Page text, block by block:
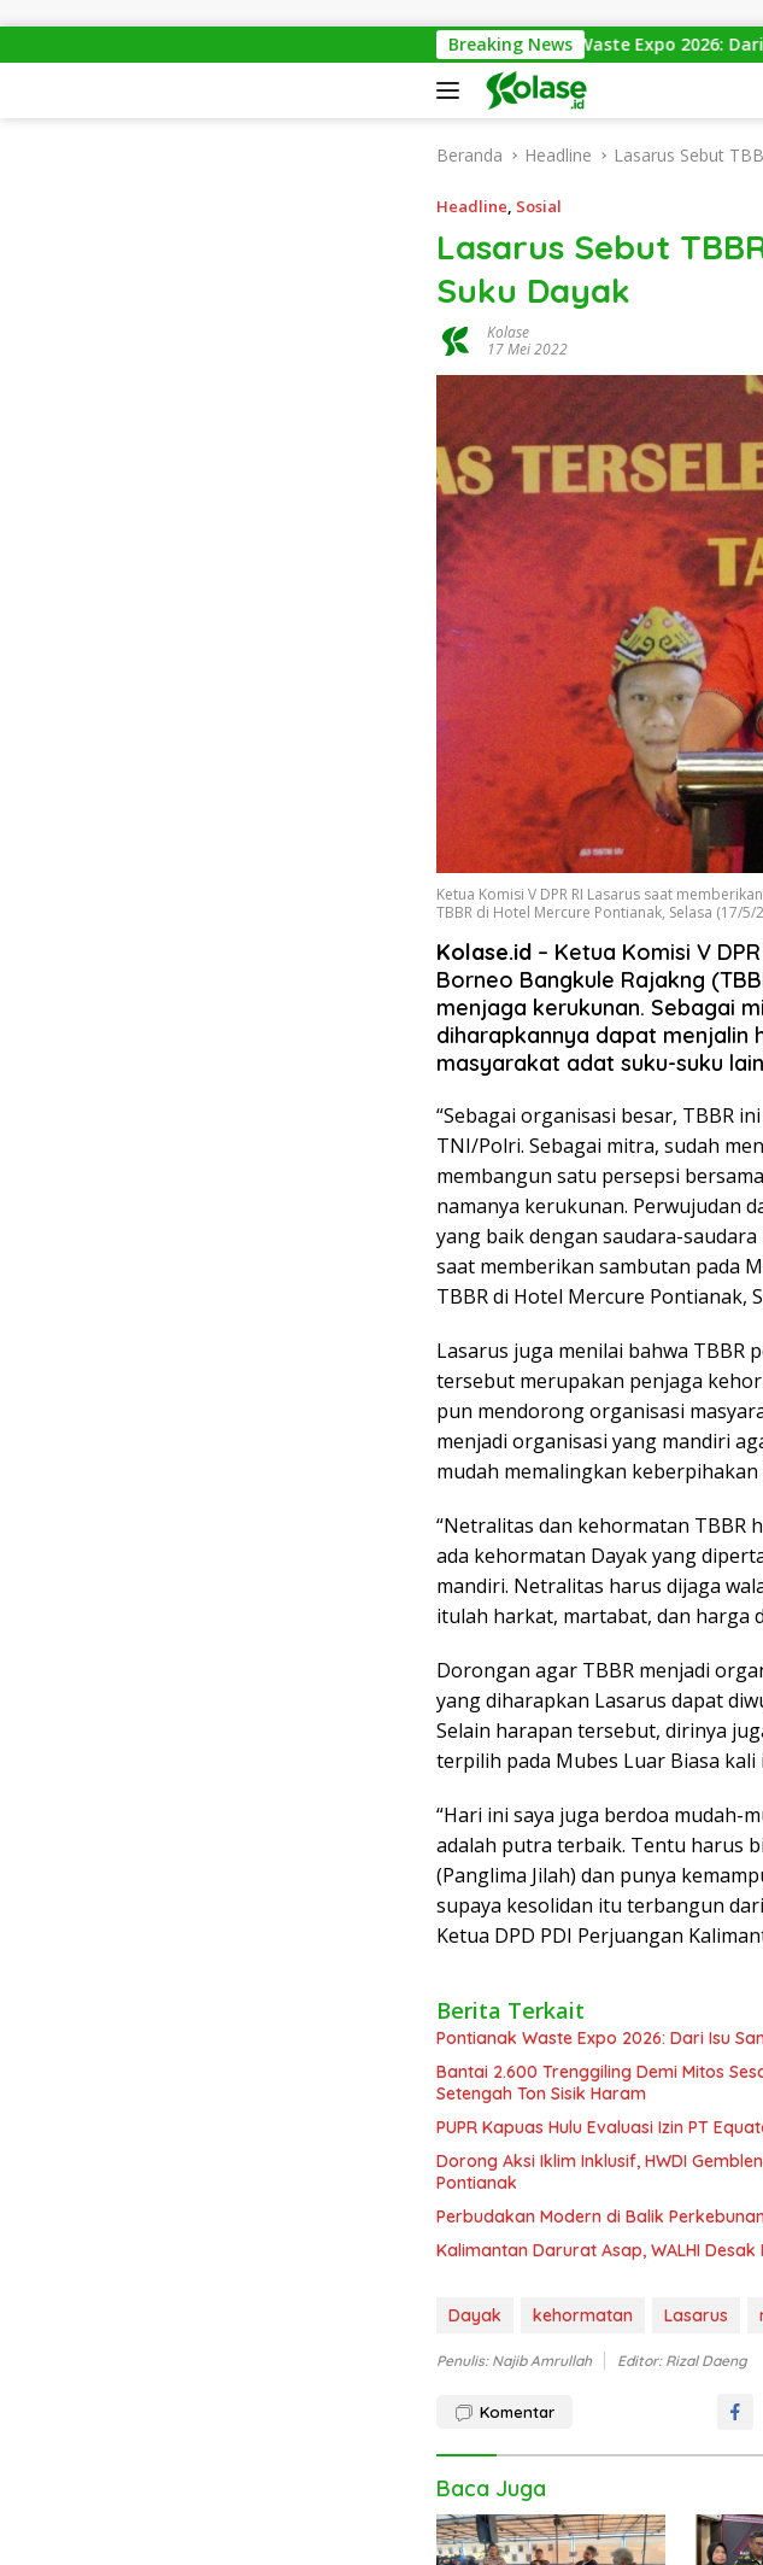
Breaking News
Pontianak Waste Expo 2026: Dari Isu
Beranda Headline Lasarus Sebut
Headline, Sosial
Lasarus Sebut
Suku Dayak
Kolase
17 Mei 2022
Ketua Komisi V DPR RI Lasarus saat
TBBR di Hotel Mercure Pontianak, Selasa (17/
Kolase.id – Ketua Komisi V
Borneo Bangkule Rajakng
menjaga kerukunan. Sebagai
diharapkannya dapat menjalin
masyarakat adat suku-suku
“Sebagai organisasi besar, TBBR
TNI/Polri. Sebagai mitra, sudah
membangun satu persepsi
namanya kerukunan. Perwujudan
yang baik dengan saudara-
saat memberikan sambutan pada
TBBR di Hotel Mercure Pontianak,
Lasarus juga menilai bahwa
tersebut merupakan penjaga
pun mendorong organisasi
menjadi organisasi yang mandiri
mudah memalingkan
“Netralitas dan kehormatan TBBR
ada kehormatan Dayak yang
mandiri. Netralitas harus dijaga
itulah harkat, martabat, dan harga
Dorongan agar TBBR menjadi
yang diharapkan Lasarus dapat
Selain harapan tersebut, dirinya
terpilih pada Mubes Luar Biasa
“Hari ini saya juga berdoa mudah-
adalah putra terbaik. Tentu harus
(Panglima Jilah) dan punya
supaya kesolidan itu terbangun
Ketua DPD PDI Perjuangan
Berita Terkait
Pontianak Waste Expo 2026: Dari Isu
Bantai 2.600 Trenggiling Demi Mitos
Setengah Ton Sisik Haram
PUPR Kapuas Hulu Evaluasi Izin PT
Dorong Aksi Iklim Inklusif, HWDI
Pontianak
Perbudakan Modern di Balik
Kalimantan Darurat Asap, WALHI
Dayak kehormatan Lasarus
Penulis: Najib Amrullah Editor: Rizal Daeng
Komentar
Baca Juga